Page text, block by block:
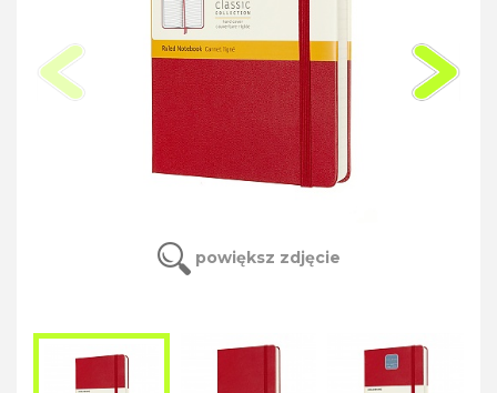
powiększ zdjęcie